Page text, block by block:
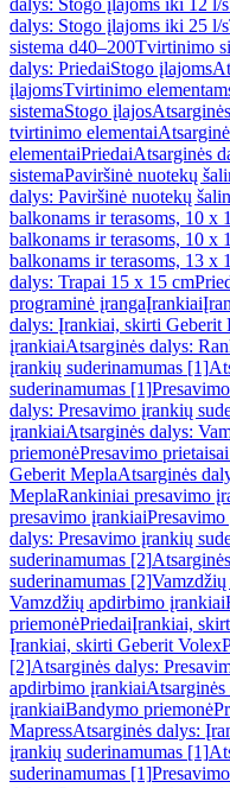
dalys: Stogo įlajoms iki 12 l/s
dalys: Stogo įlajoms iki 25 l/s
sistema d40–200Tvirtinimo
dalys: PriedaiStogo įlajoms
įlajomsTvirtinimo
sistemaStogo įlajos
tvirtinimo elementai
elementaiPriedaiAtsarginės
sistemaPaviršinė nuotekų
dalys: Paviršinė nuotekų
balkonams ir terasoms, 10 x
balkonams ir terasoms, 10 x
balkonams ir terasoms, 13 x
dalys: Trapai 15 x 15 cm
programinė įrangaĮrankiai
dalys: Įrankiai, skirti Geberit
įrankiaiAtsarginės dalys:
įrankių suderinamumas [1]
suderinamumas [1]
dalys: Presavimo įrankių
įrankiaiAtsarginės dalys:
priemonėPresavimo
Geberit MeplaAtsarginės
MeplaRankiniai presavimo
presavimo įrankiai
dalys: Presavimo įrankių
suderinamumas [2]
suderinamumas [2]
Vamzdžių apdirbimo įrankiai
priemonėPriedaiĮrankiai,
Įrankiai, skirti Geberit Volex
[2]Atsarginės dalys:
apdirbimo įrankiai
įrankiaiBandymo priemonė
MapressAtsarginės dalys:
įrankių suderinamumas [1]
suderinamumas [1]